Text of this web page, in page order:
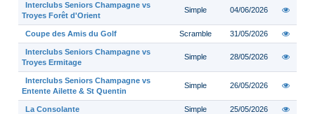
Interclubs Seniors Champagne vs
Troyes Forêt d'Orient
Simple 04/06/2026
Coupe des Amis du Golf Scramble 31/05/2026
Interclubs Seniors Champagne vs
Troyes Ermitage
Simple 28/05/2026
Interclubs Seniors Champagne vs
Entente Ailette & St Quentin
Simple 26/05/2026
La Consolante Simple 25/05/2026